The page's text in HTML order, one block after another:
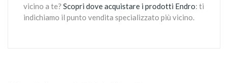
vicino a te? Scopri dove acquistare i prodotti Endro: ti
indichiamo il punto vendita specializzato più vicino.